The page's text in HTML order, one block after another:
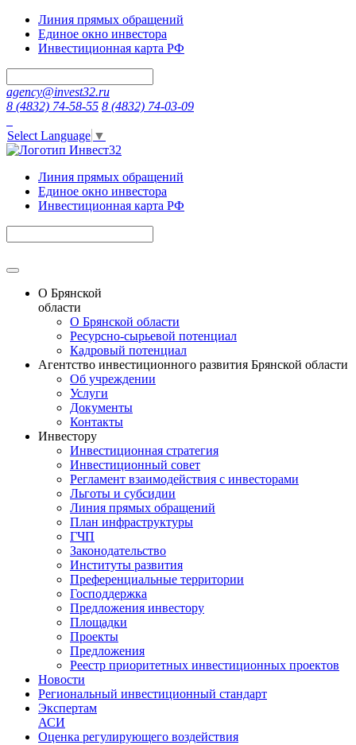
Линия прямых обращений
Единое окно инвестора
Инвестиционная карта РФ
agency@invest32.ru
8 (4832) 74-58-55 8 (4832) 74-03-09
Select Language ▼
Линия прямых обращений
Единое окно инвестора
Инвестиционная карта РФ
О Брянской
области
О Брянской области
Ресурсно-сырьевой потенциал
Кадровый потенциал
Агентство инвестиционного развития Брянской области
Об учреждении
Услуги
Документы
Контакты
Инвестору
Инвестиционная стратегия
Инвестиционный совет
Регламент взаимодействия с инвесторами
Льготы и субсидии
Линия прямых обращений
План инфраструктуры
ГЧП
Законодательство
Институты развития
Преференциальные территории
Господдержка
Предложения инвестору
Площадки
Проекты
Предложения
Реестр приоритетных инвестиционных проектов
Новости
Региональный инвестиционный стандарт
Экспертам
АСИ
Оценка регулирующего воздействия